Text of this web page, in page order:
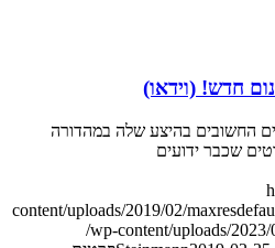
חדש! (וידאו)
החשובים בהיצע שלה במהדורה
content/uploads/2019/02/
/wp-content/uploads/